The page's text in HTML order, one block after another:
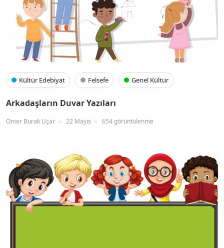
Kültür Edebiyat Felsefe Genel Kültür
Arkadaşların Duvar Yazıları
Ömer Burak Uçar 22 Mayıs 654 görüntülenme